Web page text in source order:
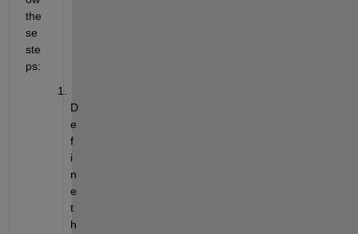
the
se
ste
ps:
D
e
f
i
n
e
t
h